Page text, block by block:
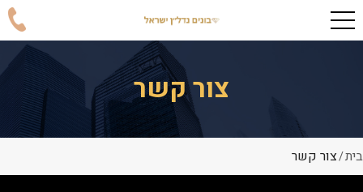
צור קשר
בית/צור קשר